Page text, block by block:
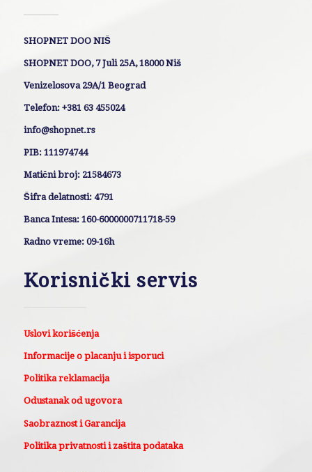
SHOPNET DOO NIŠ
SHOPNET DOO, 7 Juli 25A, 18000 Niš
Venizelosova 29A/1 Beograd
Telefon: +381 63 455024
info@shopnet.rs
PIB: 111974744
Matični broj: 21584673
Šifra delatnosti: 4791
Banca Intesa: 160-6000000711718-59
Radno vreme: 09-16h
Korisnički servis
Uslovi korišćenja
Informacije o placanju i isporuci
Politika reklamacija
Odustanak od ugovora
Saobraznost i Garancija
Politika privatnosti i zaštita podataka